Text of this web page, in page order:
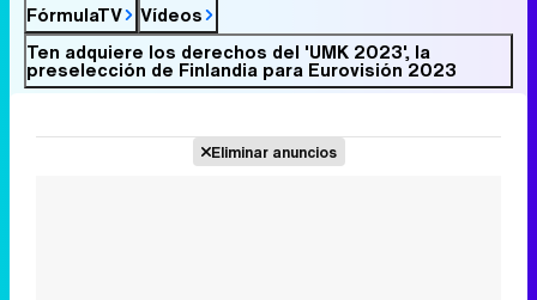
FórmulaTV
Vídeos
Ten adquiere los derechos del 'UMK 2023', la
preselección de Finlandia para Eurovisión 2023
Eliminar anuncios